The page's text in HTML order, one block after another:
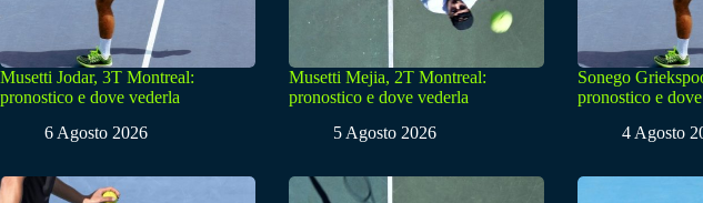
Musetti Jodar, 3T Montreal:
pronostico e dove vederla
6 Agosto 2026
Musetti Mejia, 2T Montreal:
pronostico e dove vederla
5 Agosto 2026
Sonego
pronostico e
4 Agosto